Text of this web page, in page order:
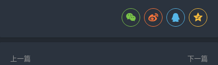
上一篇 下一篇